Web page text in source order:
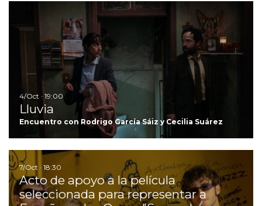
4/Oct · 19:00
Lluvia
Encuentro con Rodrigo García Sáiz y Cecilia Suárez
7/Oct · 18:30
Acto de apoyo a la película
seleccionada para representar a